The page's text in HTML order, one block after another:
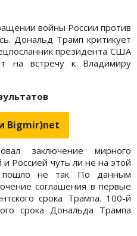
войны России против
Дональд Трамп критикует
президента США
на встречу к Владимиру
Bigmir)net
заключение мирного
Россией чуть ли не на этой
пошло не так. По данным
соглашения в первые
срока Трампа. 100-й
срока Дональда Трампа